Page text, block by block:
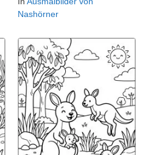
Nashörner